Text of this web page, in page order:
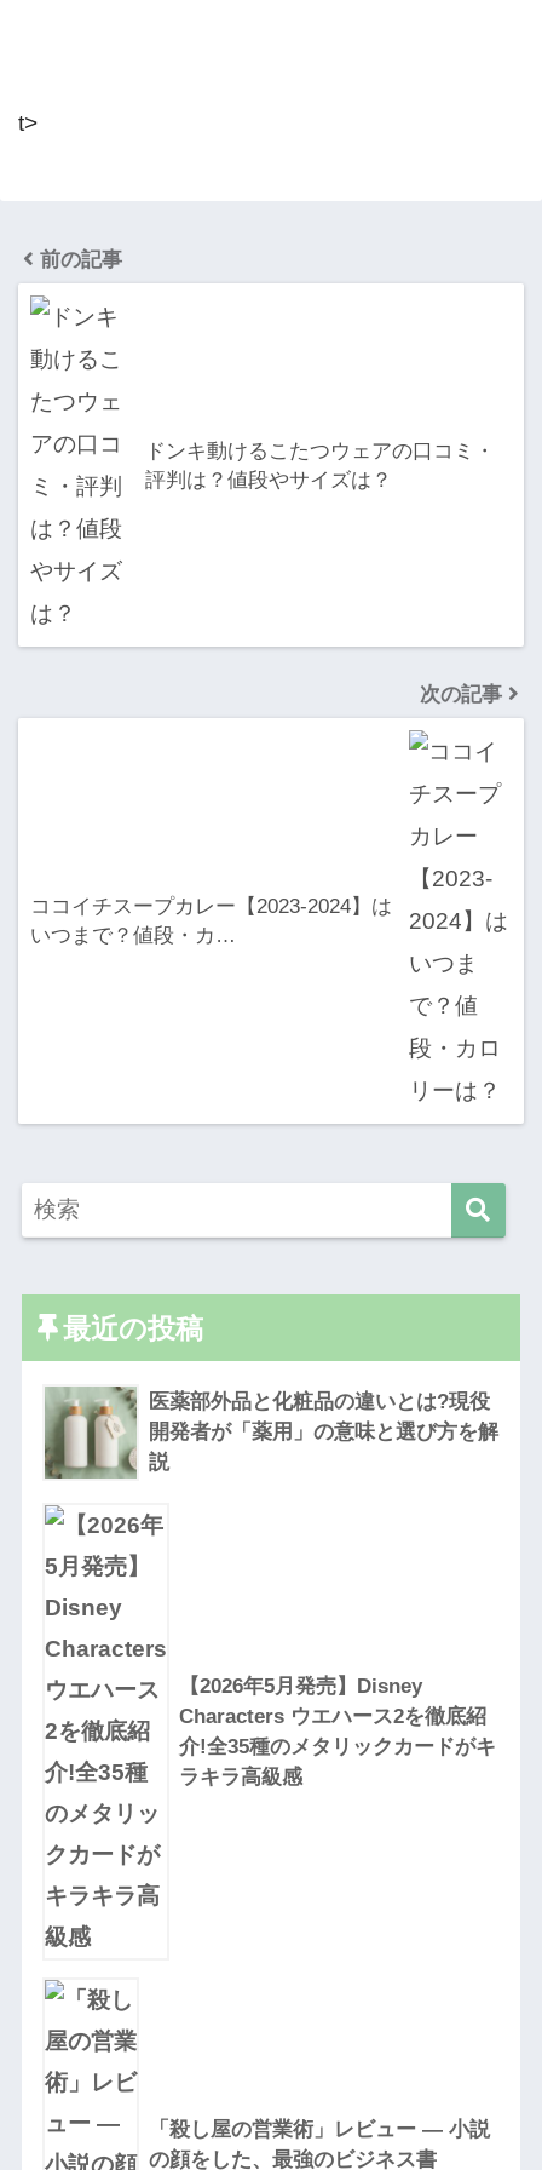
t>
前の記事
ドンキ動けるこたつウェアの口コミ・
評判は？値段やサイズは？
次の記事
ココイチスープカレー【2023-2024】は
いつまで？値段・カ…
最近の投稿
医薬部外品と化粧品の違いとは?現役
開発者が「薬用」の意味と選び方を解
説
【2026年5月発売】Disney
Characters ウエハース2を徹底紹
介!全35種のメタリックカードがキ
ラキラ高級感
「殺し屋の営業術」レビュー — 小説
の顔をした、最強のビジネス書